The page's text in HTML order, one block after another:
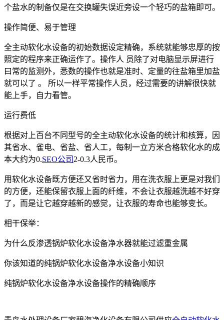
个盐水的制备仅是在交换罐失误近旁设一个轻巧的盐箱即可。
操作简便、易于管理
全主动软化水设备的初始数据设定精确，系统就能够忠厚的按
照定的程序来正确运作了。操作人 员除了对电脑显示屏进行
曰常的监测外，悉数的操作也就是准时、定量的往盐箱里加盐
就可以了 。 所以一样平常操作人员，经过需要的讲解很快就
能上手，自力看管。
运行费低
根据对上百台不同型号的全主动软化水设备的统计和核算，因
其省水、雀电、省盐、省人工，每制一立方米合格软化水的成
本大约为0.SEO公司 2-0.3人民币。
用软化水设备既方便还又省时省力，用在洗衣服上更是对我们
的方便，还能保留衣服上面的纤维，不会让衣服越洗越不好穿
了，而是让它越穿越新的感觉，让衣服的寿命也能够变长。
相干保举：
为什么反渗透锅炉软化水设备净水器就能过滤重金属
你该知道的纯锅炉软化水设备净水设备小知识
纯锅炉软化水设备净水设备操作的精确顺序